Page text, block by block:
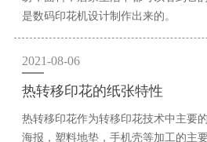
是数码印花机设计制作出来的。
2021-08-06
热转移印花的纸张特性
热转移印花作为转移印花技术中主要
海报，塑料地垫，手机壳等加工的主